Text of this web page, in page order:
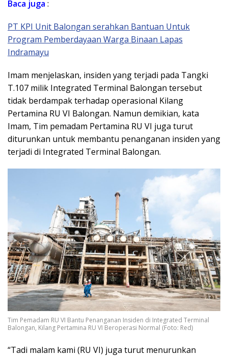
Baca juga :
PT KPI Unit Balongan serahkan Bantuan Untuk
Program Pemberdayaan Warga Binaan Lapas
Indramayu
Imam menjelaskan, insiden yang terjadi pada Tangki
T.107 milik Integrated Terminal Balongan tersebut
tidak berdampak terhadap operasional Kilang
Pertamina RU VI Balongan. Namun demikian, kata
Imam, Tim pemadam Pertamina RU VI juga turut
diturunkan untuk membantu penanganan insiden yang
terjadi di Integrated Terminal Balongan.
Tim Pemadam RU VI Bantu Penanganan Insiden di Integrated Terminal
Balongan, Kilang Pertamina RU VI Beroperasi Normal (Foto: Red)
“Tadi malam kami (RU VI) juga turut menurunkan